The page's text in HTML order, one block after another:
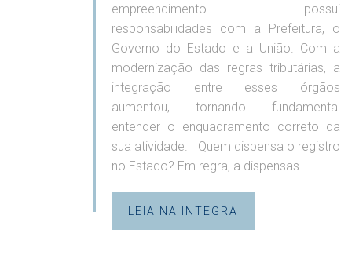
empreendimento possui
responsabilidades com a Prefeitura, o
Governo do Estado e a União. Com a
modernização das regras tributárias, a
integração entre esses órgãos
aumentou, tornando fundamental
entender o enquadramento correto da
sua atividade. Quem dispensa o registro
no Estado? Em regra, a dispensas...
LEIA NA INTEGRA